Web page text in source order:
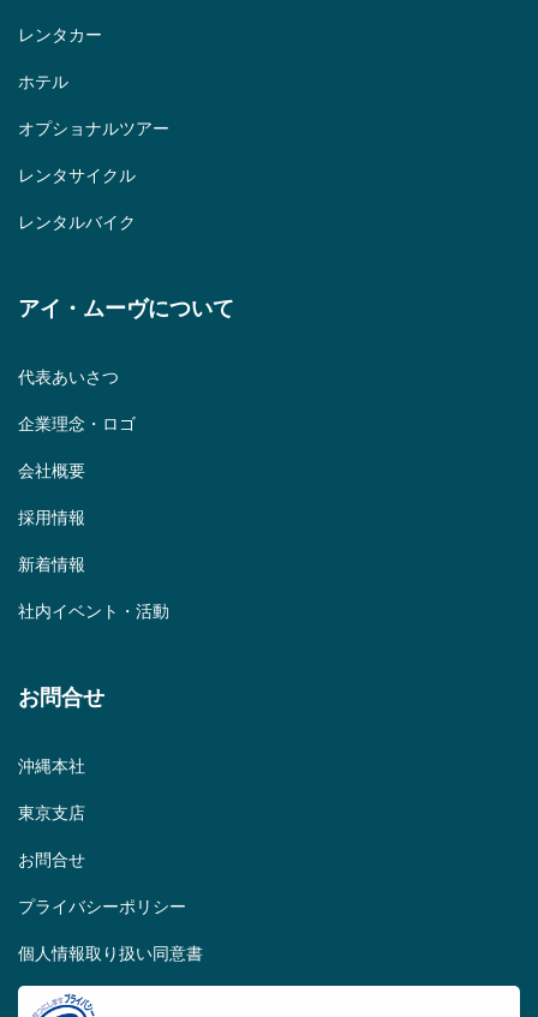
レンタカー
ホテル
オプショナルツアー
レンタサイクル
レンタルバイク
アイ・ムーヴについて
代表あいさつ
企業理念・ロゴ
会社概要
採用情報
新着情報
社内イベント・活動
お問合せ
沖縄本社
東京支店
お問合せ
プライバシーポリシー
個人情報取り扱い同意書